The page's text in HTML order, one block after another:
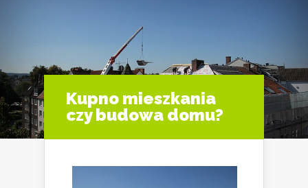
Kupno mieszkania
czy budowa domu?